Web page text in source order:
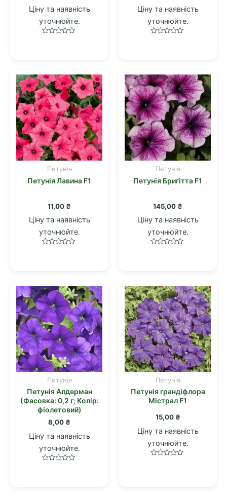
Ціну та наявність
уточнюйте.
Ціну та наявність
уточнюйте.
Петунія
Петунія Лавина F1
11,00 ₴
Ціну та наявність
уточнюйте.
Петунія
Петунія Бригітта F1
145,00 ₴
Ціну та наявність
уточнюйте.
Петунія
Петунія Алдерман
(Фасовка: 0,2 г; Колір:
фіолетовий)
8,00 ₴
Ціну та наявність
уточнюйте.
Петунія
Петунія грандіфлора
Містрал F1
15,00 ₴
Ціну та наявність
уточнюйте.